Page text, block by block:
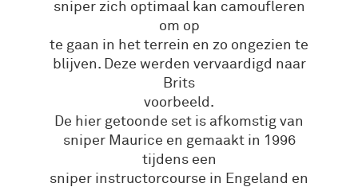
sniper zich optimaal kan camoufleren
om op
te gaan in het terrein en zo ongezien te
blijven. Deze werden vervaardigd naar
Brits
voorbeeld.
De hier getoonde set is afkomstig van
sniper Maurice en gemaakt in 1996
tijdens een
sniper instructorcourse in Engeland en